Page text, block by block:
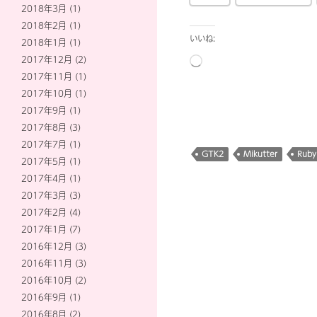
いいね:
読
GTK2 Mikutter Ruby
2018年3月 (1)
2018年2月 (1)
2018年1月 (1)
2017年12月 (2)
2017年11月 (1)
2017年10月 (1)
2017年9月 (1)
2017年8月 (3)
2017年7月 (1)
2017年5月 (1)
2017年4月 (1)
2017年3月 (3)
2017年2月 (4)
2017年1月 (7)
2016年12月 (3)
2016年11月 (3)
2016年10月 (2)
2016年9月 (1)
2016年8月 (2)